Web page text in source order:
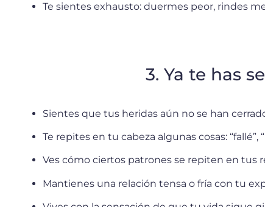
Te sientes exhausto: duermes peor, rindes
3. Ya te has
Sientes que tus heridas aún no se han
Te repites en tu cabeza algunas cosas:
Ves cómo ciertos patrones se repiten en tus
Mantienes una relación tensa o fría con tu